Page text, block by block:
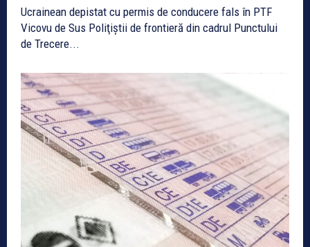
Ucrainean depistat cu permis de conducere fals în PTF
Vicovu de Sus Poliţiştii de frontieră din cadrul Punctului
de Trecere...